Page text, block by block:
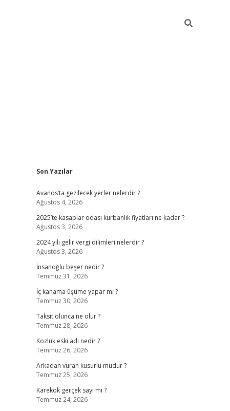
Sidebar
Son Yazılar
Avanos’ta gezilecek yerler nelerdir ?
Ağustos 4, 2026
2025’te kasaplar odası kurbanlık fiyatları ne kadar ?
Ağustos 3, 2026
2024 yılı gelir vergi dilimleri nelerdir ?
Ağustos 3, 2026
İnsanoğlu beşer nedir ?
Temmuz 31, 2026
İç kanama üşüme yapar mı ?
Temmuz 30, 2026
Taksit olunca ne olur ?
Temmuz 28, 2026
Kozluk eski adı nedir ?
Temmuz 26, 2026
Arkadan vuran kusurlu mudur ?
Temmuz 25, 2026
Karekök gerçek sayı mı ?
Temmuz 24, 2026